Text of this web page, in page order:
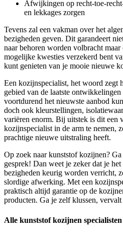
Afwijkingen op recht-toe-
en lekkages zorgen
Tevens zal een vakman over het
bezigheden geven. Dit garandeert
naar behoren worden volbracht
mogelijke kwesties verzekerd bent
kunt genieten van je mooie nieuwe
Een kozijnspecialist, het woord zegt
gebied van de laatste
voortdurend het nieuwste aanbod
doch ook kleurstellingen,
variëren enorm. Bij uitstek is dit een
kozijnspecialist in de arm te nemen,
prachtige nieuwe uitstraling heeft.
Op zoek naar kunststof kozijnen?
gesprek! Dan weet je zeker dat je
bezigheden keurig worden verricht,
slordige afwerking. Met een
praktisch altijd garantie op de
producten. Ga je zelf klussen, vervalt
Alle kunststof kozijnen